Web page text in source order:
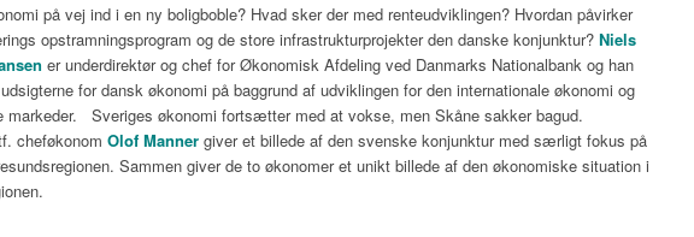
på vej ind i en ny boligboble? Hvad sker der med renteudviklingen? Hvordan påvirker
opstramningsprogram og de store infrastrukturprojekter den danske konjunktur? Niels
er underdirektør og chef for Økonomisk Afdeling ved Danmarks Nationalbank og han
for dansk økonomi på baggrund af udviklingen for den internationale økonomi og
markeder. Sveriges økonomi fortsætter med at vokse, men Skåne sakker bagud.
cheføkonom Olof Manner giver et billede af den svenske konjunktur med særligt fokus på
Sammen giver de to økonomer et unikt billede af den økonomiske situation i